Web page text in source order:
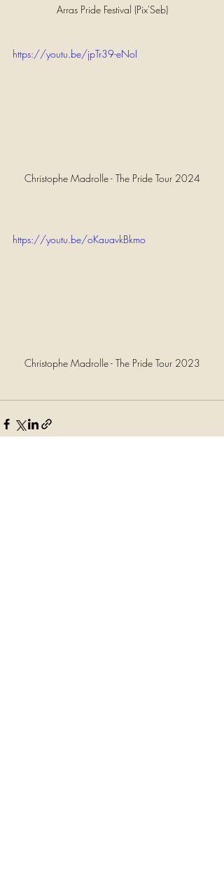
Arras Pride Festival (Pix'Seb)
https://youtu.be/jpTr39-eNoI
Christophe Madrolle - The Pride Tour 2024
https://youtu.be/oKauavkBkmo
Christophe Madrolle - The Pride Tour 2023